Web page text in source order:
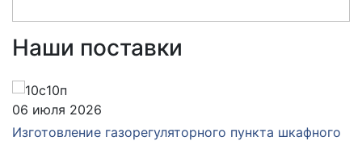
Наши поставки
06 июля 2026
Изготовление газорегуляторного пункта шкафного